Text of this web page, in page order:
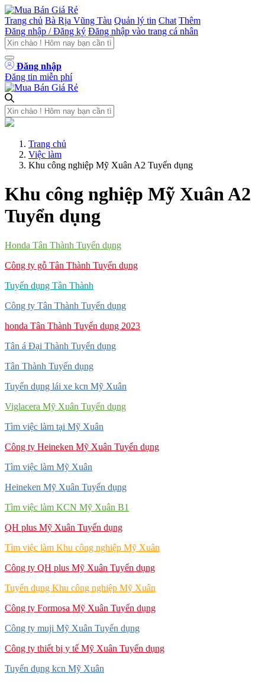
Trang chủ Bà Rịa Vũng Tàu Quản lý tin Chat Thêm
Đăng nhập / Đăng ký Đăng nhập vào trang cá nhân
Đăng nhập
Đăng tin miễn phí
Trang chủ
Việc làm
Khu công nghiệp Mỹ Xuân A2 Tuyển dụng
Khu công nghiệp Mỹ Xuân A2
Tuyển dụng
Honda Tân Thành Tuyển dụng
Công ty gỗ Tân Thành Tuyển dụng
Tuyển dụng Tân Thành
Công ty Tân Thành Tuyển dụng
honda Tân Thành Tuyển dụng 2023
Tân á Đại Thành Tuyển dụng
Tân Thành Tuyển dụng
Tuyển dụng lái xe kcn Mỹ Xuân
Viglacera Mỹ Xuân Tuyển dụng
Tìm việc làm tại Mỹ Xuân
Công ty Heineken Mỹ Xuân Tuyển dụng
Tìm việc làm Mỹ Xuân
Heineken Mỹ Xuân Tuyển dụng
Tìm việc làm KCN Mỹ Xuân B1
QH plus Mỹ Xuân Tuyển dụng
Tìm việc làm Khu công nghiệp Mỹ Xuân
Công ty QH plus Mỹ Xuân Tuyển dụng
Tuyển dụng Khu công nghiệp Mỹ Xuân
Công ty Formosa Mỹ Xuân Tuyển dụng
Công ty muji Mỹ Xuân Tuyển dụng
Công ty thiết bị y tế Mỹ Xuân Tuyển dụng
Tuyển dụng kcn Mỹ Xuân